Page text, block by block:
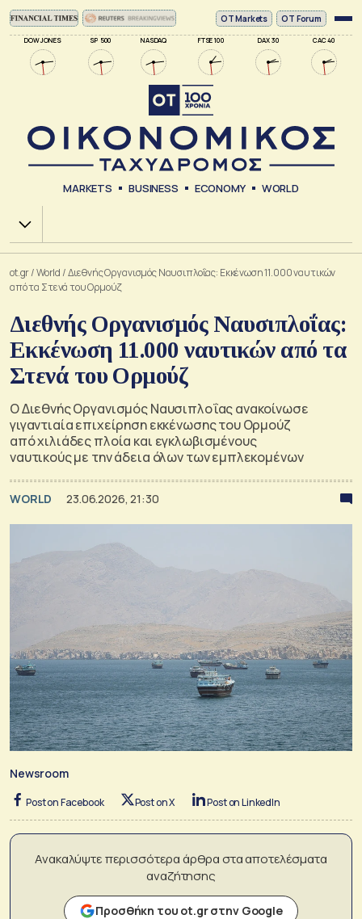
DOW JONES SP 500 NASDAQ FTSE 100 DAX 30 CAC 40
ΟΤ Markets OT Forum
MARKETS BUSINESS ECONOMY WORLD
Χ.Α.
ot.gr/World /Διεθνής Οργανισμός Ναυσιπλοΐας: Εκκένωση 11.000 ναυτικών
από τα Στενά του Ορμούζ
Διεθνής Οργανισμός Ναυσιπλοΐας:
Εκκένωση 11.000 ναυτικών από τα
Στενά του Ορμούζ
Ο Διεθνής Οργανισμός Ναυσιπλοΐας ανακοίνωσε
γιγαντιαία επιχείρηση εκκένωσης του Ορμούζ
από χιλιάδες πλοία και εγκλωβισμένους
ναυτικούς με την άδεια όλων των εμπλεκομένων
WORLD 23.06.2026, 21:30
Newsroom
Post on Facebook Post on X Post on LinkedIn
Ανακαλύψτε περισσότερα άρθρα στα αποτελέσματα
αναζήτησης
Προσθήκη του ot.gr στην Google